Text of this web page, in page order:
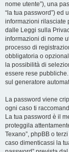
nome utente”), una
“la tua password”) ed
informazioni rilasciate
dalle Leggi sulla
informazioni di nome
processo di
obbligatoria o
la possibilità di
essere rese
sul generatore
La password viene
ogni caso ti
La tua password è il
proteggila
Texano”, phpBB o
caso dimenticassi la